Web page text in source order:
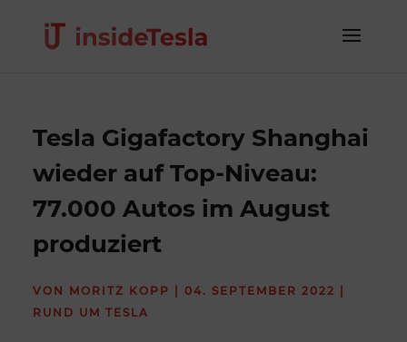
Tesla Gigafactory Shanghai
wieder auf Top-Niveau:
77.000 Autos im August
produziert
VON MORITZ KOPP |04. SEPTEMBER 2022
RUND UM TESLA